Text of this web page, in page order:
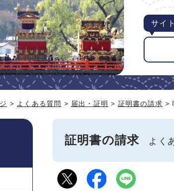
サイ
> よくある質問 > 届出・証明 > 証明書の請求 >
証明書の請求 よく